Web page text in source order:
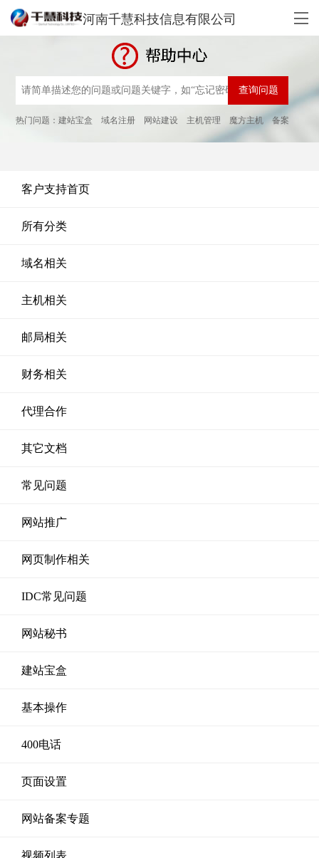
河南千慧科技信息有限公司
热门问题：建站宝盒 域名注册 网站建设 主机管理 魔方主机 备案
客户支持首页
所有分类
域名相关
主机相关
邮局相关
财务相关
代理合作
其它文档
常见问题
网站推广
网页制作相关
IDC常见问题
网站秘书
建站宝盒
基本操作
400电话
页面设置
网站备案专题
视频列表